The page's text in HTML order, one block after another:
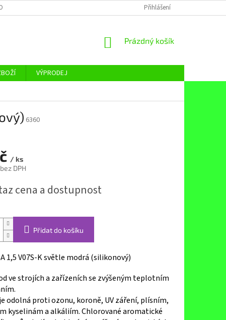
ÚDAJŮ Přihlášení
NÁKUPNÍ
Prázdný košík
VÝPRODEJ
6360
/ ks
DPH
cena a dostupnost
Přidat do košíku
1,5 V07S-K světle modrá (silikonový)
ve strojích a zařízeních se zvýšeným teplotním
odolná proti ozonu, koroně, UV záření, plísním,
kyselinám a alkáliím. Chlorované aromatické